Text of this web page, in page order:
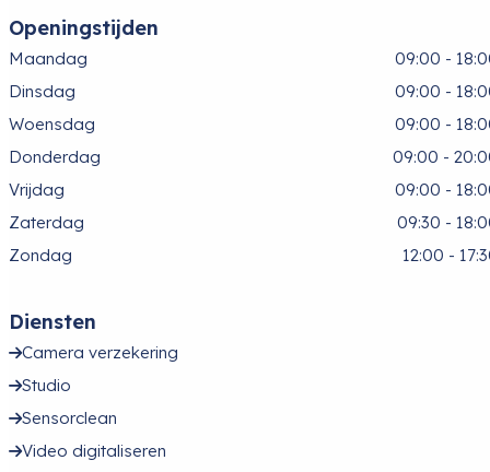
Openingstijden
Maandag
09:00 -
Dinsdag
09:00 -
Woensdag
09:00 -
Donderdag
09:00 -
Vrijdag
09:00 -
Zaterdag
09:30 -
Zondag
12:00 -
Diensten
Camera verzekering
Studio
Sensorclean
Video digitaliseren